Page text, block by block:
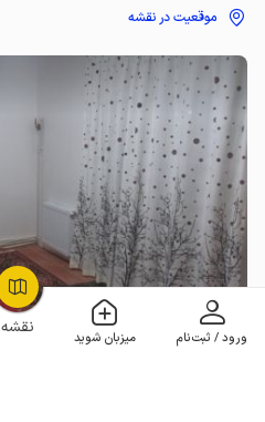
نقشه ورود / ثبت‌نام میزبان شوید
OpenStreetMap
موقعیت در نقشه